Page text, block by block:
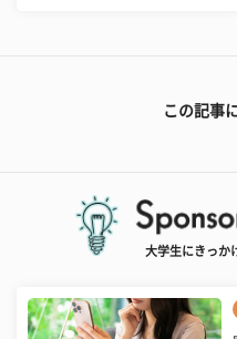
この記事
大学生にきっか